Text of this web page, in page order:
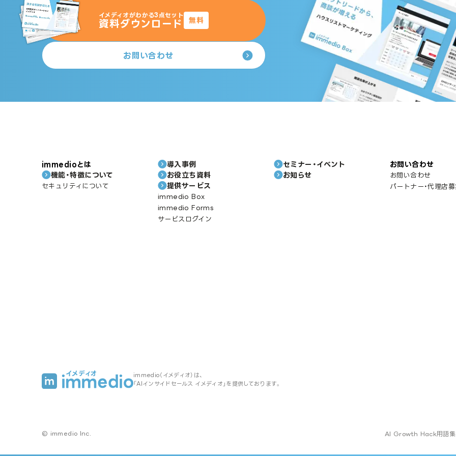
イメディオがわかる3点セット
資料ダウンロード 無料
お問い合わせ
immedioとは
機能・特徴について
セキュリティについて
導入事例
お役立ち資料
提供サービス
immedio Box
immedio Forms
サービスログイン
セミナー・イベント
お知らせ
お問い合わせ
お問い合わせ
パートナー・代理店
immedio（イメディオ）は、
「AIインサイドセールス イメディオ」を提供しております。
AI Growth Hack用語集
© immedio Inc.